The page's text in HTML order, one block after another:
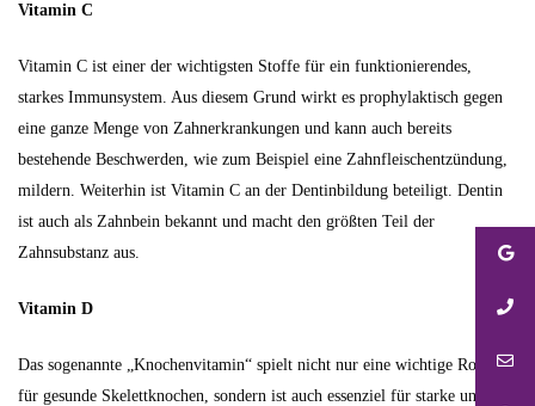
Vitamin C
Vitamin C ist einer der wichtigsten Stoffe für ein funktionierendes,
starkes Immunsystem. Aus diesem Grund wirkt es prophylaktisch gegen
eine ganze Menge von Zahnerkrankungen und kann auch bereits
bestehende Beschwerden, wie zum Beispiel eine Zahnfleischentzündung,
mildern. Weiterhin ist Vitamin C an der Dentinbildung beteiligt. Dentin
ist auch als Zahnbein bekannt und macht den größten Teil der
Zahnsubstanz aus.
Vitamin D
Das sogenannte „Knochenvitamin“ spielt nicht nur eine wichtige Rolle
für gesunde Skelettknochen, sondern ist auch essenziel für starke und